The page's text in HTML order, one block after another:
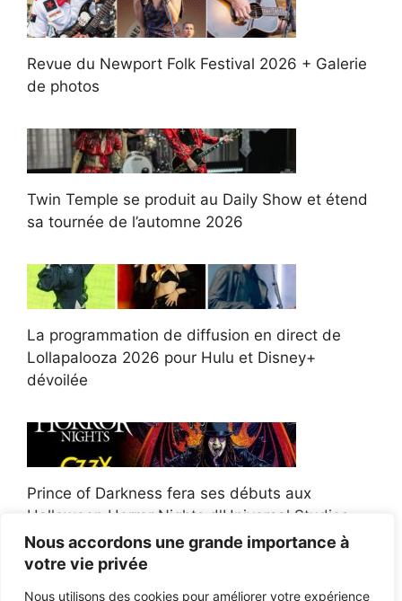
Nous accordons une grande importance à
votre vie privée
Nous utilisons des cookies pour améliorer votre expérience
Revue du Newport Folk Festival 2026 + Galerie
de photos
Twin Temple se produit au Daily Show et étend
sa tournée de l’automne 2026
La programmation de diffusion en direct de
Lollapalooza 2026 pour Hulu et Disney+
dévoilée
Prince of Darkness fera ses débuts aux
Halloween Horror Nights d'Universal Studios